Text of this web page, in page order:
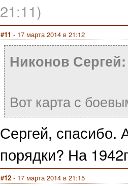
21:11)
#11 - 17 марта 2014 в 21:12
Никонов Сергей:
Вот карта с
Сергей, спасибо.
порядки? На
#12 - 17 марта 2014 в 21:15